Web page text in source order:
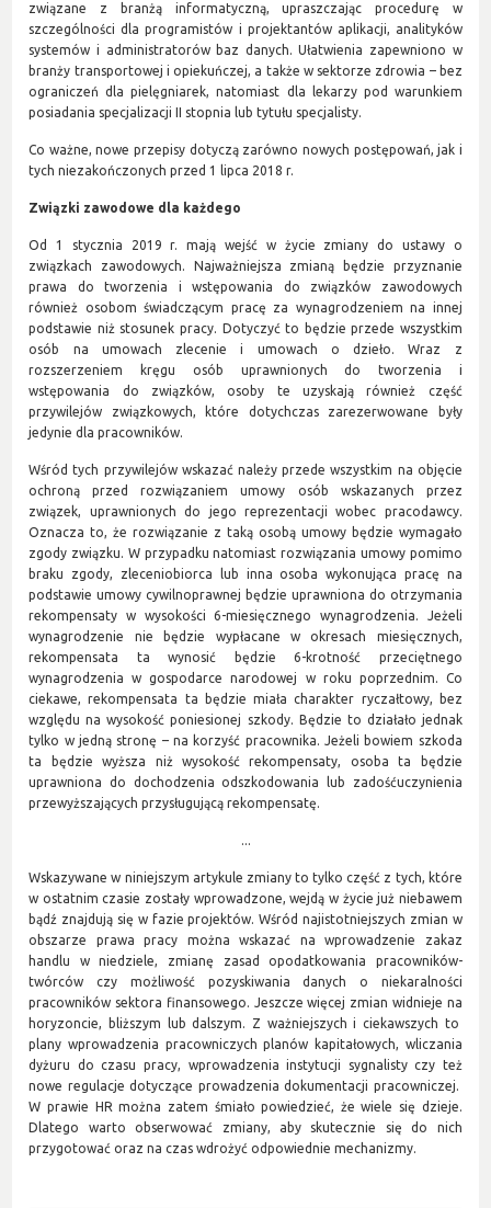
związane z branżą informatyczną, upraszczając procedurę w
szczególności dla programistów i projektantów aplikacji, analityków
systemów i administratorów baz danych. Ułatwienia zapewniono w
branży transportowej i opiekuńczej, a także w sektorze zdrowia – bez
ograniczeń dla pielęgniarek, natomiast dla lekarzy pod warunkiem
posiadania specjalizacji II stopnia lub tytułu specjalisty.
Co ważne, nowe przepisy dotyczą zarówno nowych postępowań, jak i
tych niezakończonych przed 1 lipca 2018 r.
Związki zawodowe dla każdego
Od 1 stycznia 2019 r. mają wejść w życie zmiany do ustawy o
związkach zawodowych. Najważniejsza zmianą będzie przyznanie
prawa do tworzenia i wstępowania do związków zawodowych
również osobom świadczącym pracę za wynagrodzeniem na innej
podstawie niż stosunek pracy. Dotyczyć to będzie przede wszystkim
osób na umowach zlecenie i umowach o dzieło. Wraz z
rozszerzeniem kręgu osób uprawnionych do tworzenia i
wstępowania do związków, osoby te uzyskają również część
przywilejów związkowych, które dotychczas zarezerwowane były
jedynie dla pracowników.
Wśród tych przywilejów wskazać należy przede wszystkim na objęcie
ochroną przed rozwiązaniem umowy osób wskazanych przez
związek, uprawnionych do jego reprezentacji wobec pracodawcy.
Oznacza to, że rozwiązanie z taką osobą umowy będzie wymagało
zgody związku. W przypadku natomiast rozwiązania umowy pomimo
braku zgody, zleceniobiorca lub inna osoba wykonująca pracę na
podstawie umowy cywilnoprawnej będzie uprawniona do otrzymania
rekompensaty w wysokości 6-miesięcznego wynagrodzenia. Jeżeli
wynagrodzenie nie będzie wypłacane w okresach miesięcznych,
rekompensata ta wynosić będzie 6-krotność przeciętnego
wynagrodzenia w gospodarce narodowej w roku poprzednim. Co
ciekawe, rekompensata ta będzie miała charakter ryczałtowy, bez
względu na wysokość poniesionej szkody. Będzie to działało jednak
tylko w jedną stronę – na korzyść pracownika. Jeżeli bowiem szkoda
ta będzie wyższa niż wysokość rekompensaty, osoba ta będzie
uprawniona do dochodzenia odszkodowania lub zadośćuczynienia
przewyższających przysługującą rekompensatę.
...
Wskazywane w niniejszym artykule zmiany to tylko część z tych, które
w ostatnim czasie zostały wprowadzone, wejdą w życie już niebawem
bądź znajdują się w fazie projektów. Wśród najistotniejszych zmian w
obszarze prawa pracy można wskazać na wprowadzenie zakaz
handlu w niedziele, zmianę zasad opodatkowania pracowników-
twórców czy możliwość pozyskiwania danych o niekaralności
pracowników sektora finansowego. Jeszcze więcej zmian widnieje na
horyzoncie, bliższym lub dalszym. Z ważniejszych i ciekawszych to
plany wprowadzenia pracowniczych planów kapitałowych, wliczania
dyżuru do czasu pracy, wprowadzenia instytucji sygnalisty czy też
nowe regulacje dotyczące prowadzenia dokumentacji pracowniczej.
W prawie HR można zatem śmiało powiedzieć, że wiele się dzieje.
Dlatego warto obserwować zmiany, aby skutecznie się do nich
przygotować oraz na czas wdrożyć odpowiednie mechanizmy.